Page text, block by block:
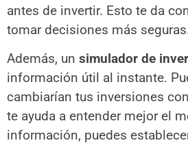
antes de invertir. Esto te da
tomar decisiones más
Además, un simulador de
información útil al instante.
cambiarían tus inversiones
te ayuda a entender mejor el
información, puedes